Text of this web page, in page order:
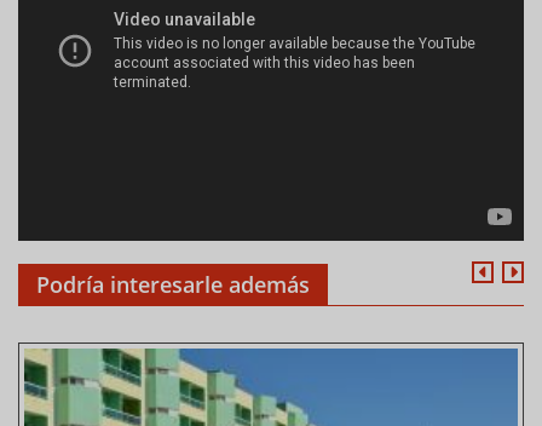
Podría interesarle además